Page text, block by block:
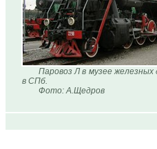
Паровоз Л в музее железных
в СПб.
Фото: А.Щедров